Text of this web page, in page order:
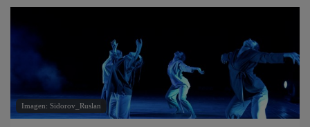
Imagen: Sidorov_Ruslan